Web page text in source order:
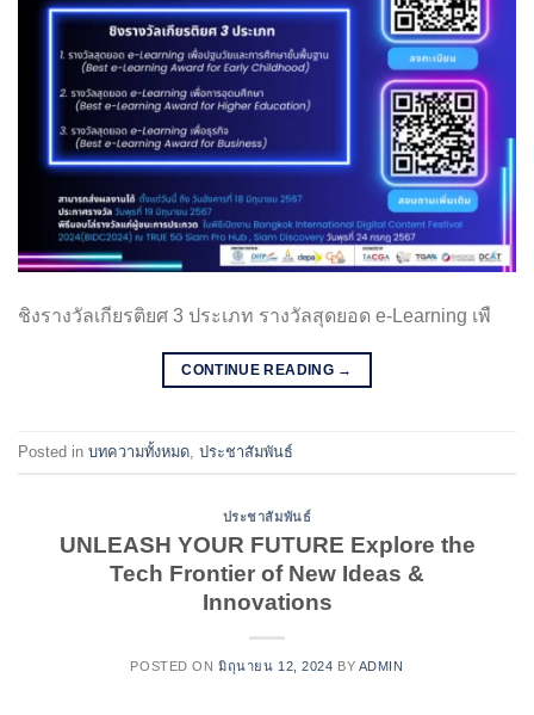
ชิงรางวัลเกียรติยศ 3 ประเภท รางวัลสุดยอด e-Learning เพื
CONTINUE READING →
Posted in บทความทั้งหมด ประชาสัมพันธ์
ประชาสัมพันธ์
UNLEASH YOUR FUTURE Explore the
Tech Frontier of New Ideas &
Innovations
POSTED ONมิถุนายน 12, 2024 BY ADMIN